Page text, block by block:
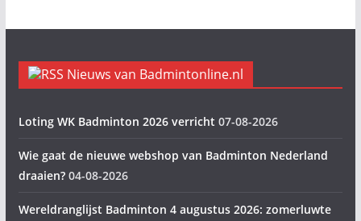
Nieuws van Badmintonline.nl
Loting WK Badminton 2026 verricht 07-08-2026
Wie gaat de nieuwe webshop van Badminton Nederland
draaien? 04-08-2026
Wereldranglijst Badminton 4 augustus 2026: zomerluwte